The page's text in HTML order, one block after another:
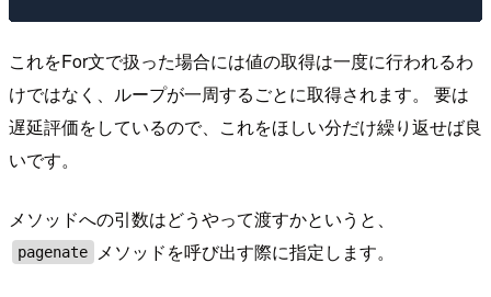
これをFor文で扱った場合には値の取得は一度に行われるわ
けではなく、ループが一周するごとに取得されます。 要は
遅延評価をしているので、これをほしい分だけ繰り返せば良
いです。
メソッドへの引数はどうやって渡すかというと、
pagenate メソッドを呼び出す際に指定します。